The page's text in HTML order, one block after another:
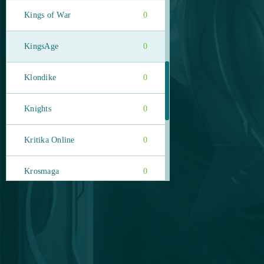
Kings of War 0
KingsAge 0
Klondike 0
Knights 0
Kritika Online 0
Krosmaga 0